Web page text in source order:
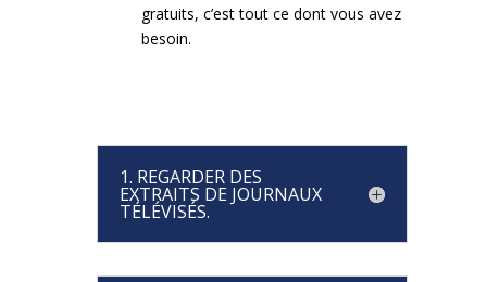
gratuits, c’est tout ce dont vous avez
besoin.
1. REGARDER DES
EXTRAITS DE JOURNAUX
TÉLÉVISÉS.